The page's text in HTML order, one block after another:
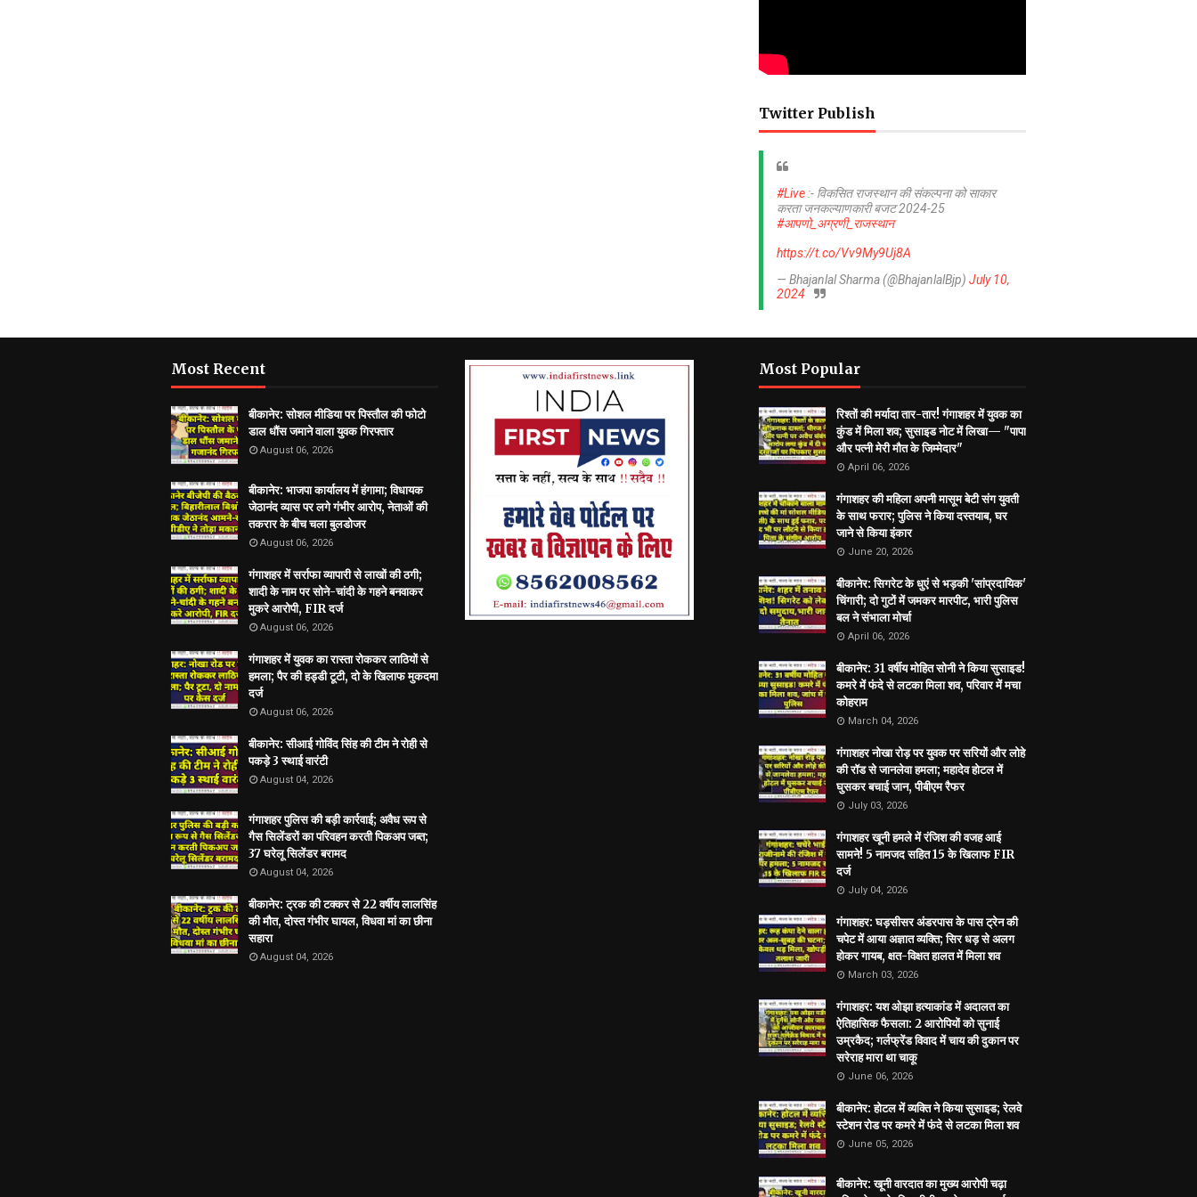
Twitter Publish
#Live :- विकसित राजस्थान की संकल्पना को साकार
करता जनकल्याणकारी बजट 2024-25
#आपणो_अग्रणी_राजस्थान
https://t.co/Vv9My9Uj8A
— Bhajanlal Sharma (@BhajanlalBjp) July 10,
2024
Most Recent
बीकानेर: सोशल मीडिया पर पिस्तौल की फोटो
डाल धौंस जमाने वाला युवक गिरफ्तार
August 06, 2026
बीकानेर: भाजपा कार्यालय में हंगामा; विधायक
जेठानंद व्यास पर लगे गंभीर आरोप, नेताओं की
तकरार के बीच चला बुलडोजर
August 06, 2026
गंगाशहर में सर्राफा व्यापारी से लाखों की ठगी;
शादी के नाम पर सोने-चांदी के गहने बनवाकर
मुकरे आरोपी, FIR दर्ज
August 06, 2026
गंगाशहर में युवक का रास्ता रोककर लाठियों से
हमला; पैर की हड्डी टूटी, दो के खिलाफ मुकदमा
दर्ज
August 06, 2026
बीकानेर: सीआई गोविंद सिंह की टीम ने रोही से
पकड़े 3 स्थाई वारंटी
August 04, 2026
गंगाशहर पुलिस की बड़ी कार्रवाई; अवैध रूप से
गैस सिलेंडरों का परिवहन करती पिकअप जब्त;
37 घरेलू सिलेंडर बरामद
August 04, 2026
बीकानेर: ट्रक की टक्कर से 22 वर्षीय लालसिंह
की मौत, दोस्त गंभीर घायल, विधवा मां का छीना
सहारा
August 04, 2026
Most Popular
रिश्तों की मर्यादा तार-तार! गंगाशहर में युवक का
कुंड में मिला शव; सुसाइड नोट में लिखा— "पापा
और पत्नी मेरी मौत के जिम्मेदार"
April 06, 2026
गंगाशहर की महिला अपनी मासूम बेटी संग युवती
के साथ फरार; पुलिस ने किया दस्तयाब, घर
जाने से किया इंकार
June 20, 2026
बीकानेर: सिगरेट के धुएं से भड़की 'सांप्रदायिक'
चिंगारी; दो गुटों में जमकर मारपीट, भारी पुलिस
बल ने संभाला मोर्चा
April 06, 2026
बीकानेर: 31 वर्षीय मोहित सोनी ने किया सुसाइड!
कमरे में फंदे से लटका मिला शव, परिवार में मचा
कोहराम
March 04, 2026
गंगाशहर नोखा रोड़ पर युवक पर सरियों और लोहे
की रॉड से जानलेवा हमला; महादेव होटल में
घुसकर बचाई जान, पीबीएम रैफर
July 03, 2026
गंगाशहर खूनी हमले में रंजिश की वजह आई
सामने! 5 नामजद सहित 15 के खिलाफ FIR
दर्ज
July 04, 2026
गंगाशहर: घड़सीसर अंडरपास के पास ट्रेन की
चपेट में आया अज्ञात व्यक्ति; सिर धड़ से अलग
होकर गायब, क्षत-विक्षत हालत में मिला शव
March 03, 2026
गंगाशहर: यश ओझा हत्याकांड में अदालत का
ऐतिहासिक फैसला: 2 आरोपियों को सुनाई
उम्रकैद; गर्लफ्रेंड विवाद में चाय की दुकान पर
सरेराह मारा था चाकू
June 06, 2026
बीकानेर: होटल में व्यक्ति ने किया सुसाइड; रेलवे
स्टेशन रोड पर कमरे में फंदे से लटका मिला शव
June 05, 2026
बीकानेर: खूनी वारदात का मुख्य आरोपी चढ़ा